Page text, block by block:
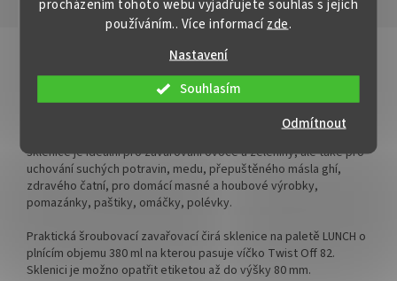
procházením tohoto webu vyjadřujete souhlas s jejich
používáním.. Více informacízde.
Nastavení
Odmítnout
Souhlasím
uzavřete rukou
✅ Paletu skladem a ihned k
odeslání!
✅ Různá víčka TO 82 ke sklenici
✅ Vhodná pro další prodej či
skladné zásoby doma
✅ Sklenice skladem a ihned k
Více k balení "PACK" a dalších
možnostech na přání
zákazníka se dočtete v
našem článku:
ZDE
Popis Hodnocení
Detailní popis produktu
Paleta sklenic na zavařování 440 ml LUNCH bez víček
je nezbytným
sklenice je ideální pro zavařování ovoce a zeleniny, ale také pro
uchování suchých potravin, medu, přepuštěného másla ghí,
zdravého čatní, pro domácí masné a houbové výrobky,
pomazánky, paštiky, omáčky, polévky.
Praktická šroubovací zavařovací čirá sklenice na paletě LUNCH o
plnícím objemu 380 ml na kterou pasuje víčko Twist Off 82.
Sklenici je možno opatřit etiketou až do výšky 80 mm.